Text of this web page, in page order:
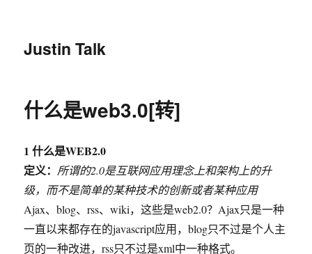
Justin Talk
什么是web3.0[转]
1 什么是WEB2.0
定义：所谓的2.0是互联网应用理念上和架构上的升
级，而不是简单的某种技术的创新或者某种应用
Ajax、blog、rss、wiki，这些是web2.0？Ajax只是一种
一直以来都存在的javascript应用，blog只不过是个人主
页的一种改进，rss只不过是xml中一种格式。